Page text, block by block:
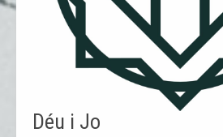
Déu i Jo